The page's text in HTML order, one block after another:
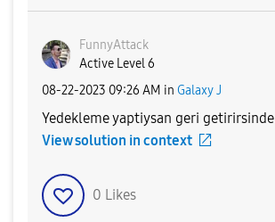
FunnyAttack
Active Level 6
‎08-22-2023 09:26 AM in Galaxy J
Yedekleme yaptiysan geri getirirsinde
View solution in context
0 Likes